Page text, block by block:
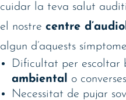
cuidar la teva salut
el nostre centre
algun d’aquests
Dificultat per escoltar
ambiental
o
Necessitat de pujar